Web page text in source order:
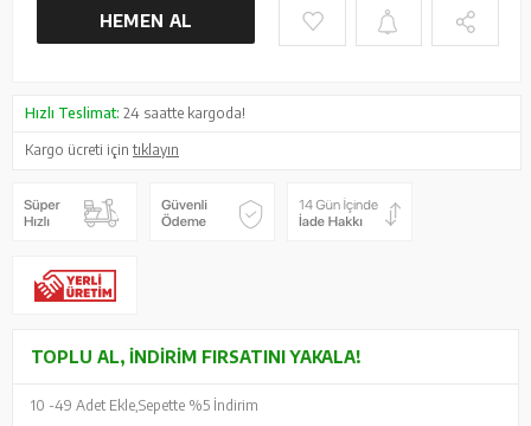
HEMEN AL
Hızlı Teslimat: 24 saatte kargoda!
Kargo ücreti içintıklayın
TOPLU AL, İNDIRIM FIRSATINI YAKALA!
10 -49 Adet Ekle, Sepette %5 İndirim